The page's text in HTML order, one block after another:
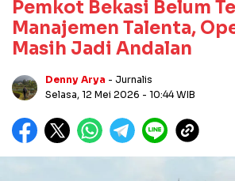
Pemkot Bekasi Belum
Manajemen Talenta,
Masih Jadi Andalan
Denny Arya - Jurnalis
Selasa, 12 Mei 2026 - 10:44 WIB